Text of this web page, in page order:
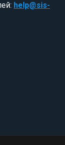
help@sis-